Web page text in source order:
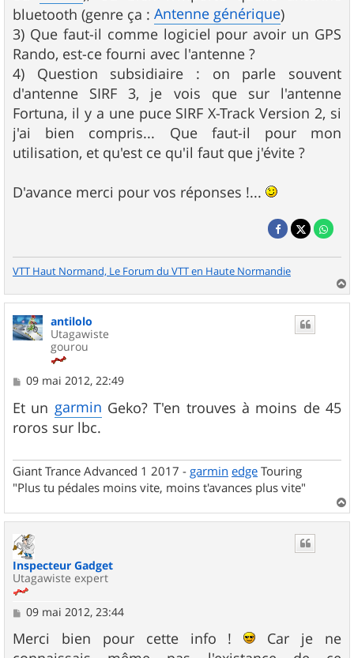
bluetooth (genre ça : Antenne générique)
3) Que faut-il comme logiciel pour avoir un GPS
Rando, est-ce fourni avec l'antenne ?
4) Question subsidiaire : on parle souvent
d'antenne SIRF 3, je vois que sur l'antenne
Fortuna, il y a une puce SIRF X-Track Version 2, si
j'ai bien compris... Que faut-il pour mon
utilisation, et qu'est ce qu'il faut que j'évite ?
D'avance merci pour vos réponses !...
VTT Haut Normand, Le Forum du VTT en Haute Normandie
a
u
antilolo
Utagawiste
gourou
M
s
s
a
09 mai 2012, 22:49
Et un garmin Geko? T'en trouves à moins de 45
roros sur lbc.
Giant Trance Advanced 1 2017 - garmin edge Touring
"Plus tu pédales moins vite, moins t'avances plus vite"
a
Inspecteur Gadget
Utagawiste expert
M
s
s
09 mai 2012, 23:44
Merci bien pour cette info !
Car je ne